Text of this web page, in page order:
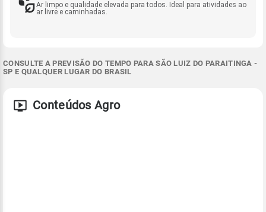
Ar limpo e qualidade elevada para todos. Ideal para atividades ao
ar livre e caminhadas.
CONSULTE A PREVISÃO DO TEMPO PARA SÃO LUIZ DO PARAITINGA -
SP E QUALQUER LUGAR DO BRASIL
Conteúdos Agro